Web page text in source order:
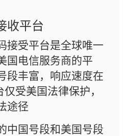
收平台
接受平台是全球唯一
国电信服务商的平
段丰富，响应速度在
受美国法律保护，
途径
中国号段和美国号段